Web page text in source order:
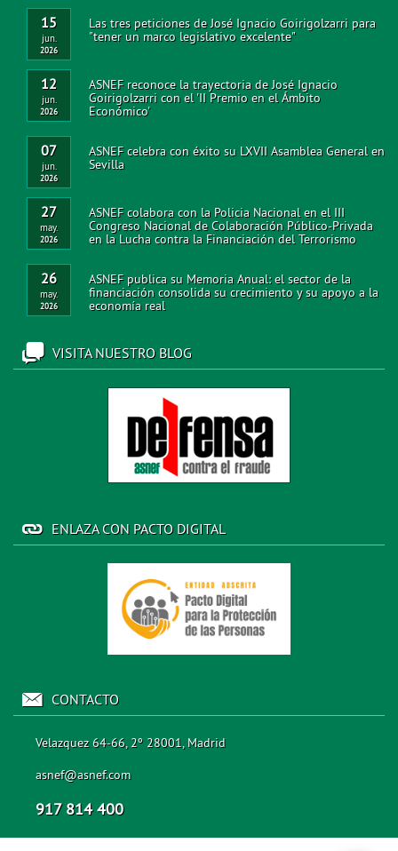
15
jun.
2026
Las tres peticiones de José Ignacio Goirigolzarri para
"tener un marco legislativo excelente"
12
jun.
2026
ASNEF reconoce la trayectoria de José Ignacio
Goirigolzarri con el 'II Premio en el Ámbito
Económico'
07
jun.
2026
ASNEF celebra con éxito su LXVII Asamblea General en
Sevilla
27
may.
2026
ASNEF colabora con la Policia Nacional en el III
Congreso Nacional de Colaboración Público-Privada
en la Lucha contra la Financiación del Terrorismo
26
may.
2026
ASNEF publica su Memoria Anual: el sector de la
financiación consolida su crecimiento y su apoyo a la
economía real
VISITA NUESTRO BLOG
ENLAZA CON PACTO DIGITAL
CONTACTO
Velazquez 64-66, 2º 28001, Madrid
asnef@asnef.com
917 814 400